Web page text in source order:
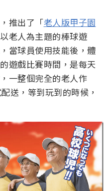
推出了「老人版甲子園
老人為主題的棒球遊
當球員使用技能後，體
遊戲比賽時間，是每天
一整個完全的老人作
送，等到玩到的時候，